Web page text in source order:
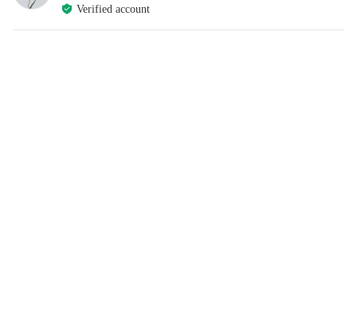
Verified account